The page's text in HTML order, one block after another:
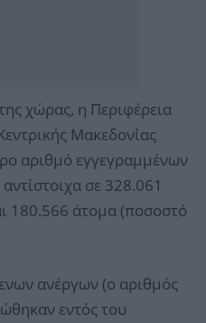
χώρας, η Περιφέρεια
Μακεδονίας
αριθμό εγγεγραμμένων
σε 328.061
180.566 άτομα (ποσοστό
ανέργων (ο αριθμός
εντός του